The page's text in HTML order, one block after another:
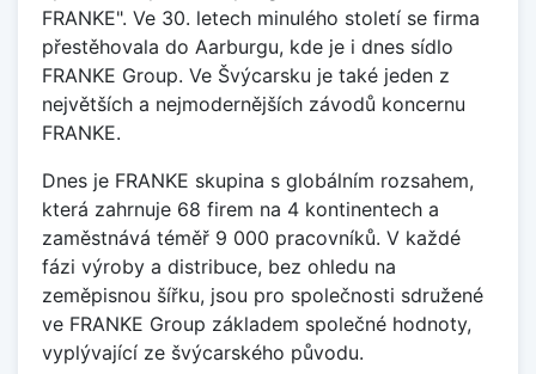
FRANKE". Ve 30. letech minulého století se firma
přestěhovala do Aarburgu, kde je i dnes sídlo
FRANKE Group. Ve Švýcarsku je také jeden z
největších a nejmodernějších závodů koncernu
FRANKE.
Dnes je FRANKE skupina s globálním rozsahem,
která zahrnuje 68 firem na 4 kontinentech a
zaměstnává téměř 9 000 pracovníků. V každé
fázi výroby a distribuce, bez ohledu na
zeměpisnou šířku, jsou pro společnosti sdružené
ve FRANKE Group základem společné hodnoty,
vyplývající ze švýcarského původu.